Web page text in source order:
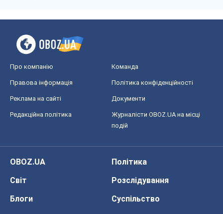
Про компанію Команда
Правова інформація Політика конфіденційності
Реклама на сайті Документи
Редакційна політика
Журналісти OBOZ.UA на місці
подій
OBOZ.UA
Політика
Світ
Розслідування
Блоги
Суспільство